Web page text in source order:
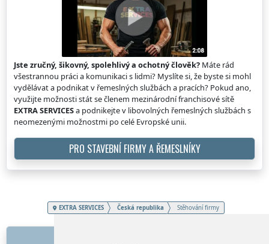
Jste zručný, šikovný, spolehlivý a ochotný člověk? Máte rád
všestrannou práci a komunikaci s lidmi? Myslíte si, že byste si mohl
vydělávat a podnikat v řemeslných službách a pracích? Pokud ano,
využijte možnosti stát se členem mezinárodní franchisové sítě
EXTRA SERVICESa podnikejte v libovolných řemeslných službách s
neomezenými možnostmi po celé Evropské unii.
PRO STAVEBNÍ FIRMY A ŘEMESLNÍKY
EXTRA SERVICES Česká republika Stěhování firmy